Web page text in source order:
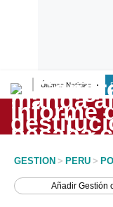
Últimas Noticias
Lo último
Peru Quiosco
GESTION > PERU >
AñadirGestión